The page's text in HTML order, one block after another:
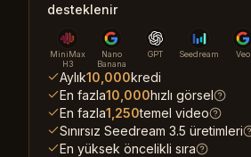
desteklenir
MiniMax
H3
Nano
Banana
GPT Seedream Veo
Aylık10,000kredi
En fazla10,000hızlı görsel
En fazla1,250temel video
Sınırsız Seedream 3.5 üretimleri
En yüksek öncelikli sıra